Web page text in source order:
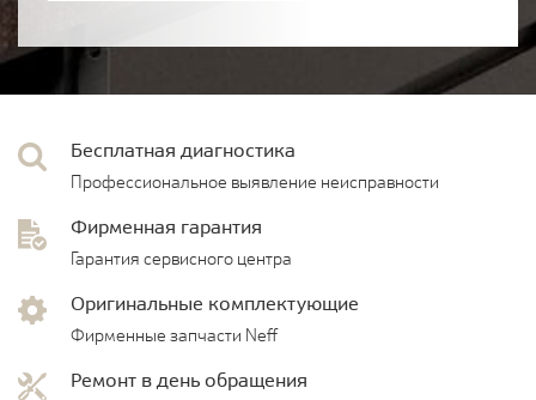
Бесплатная диагностика
Профессиональное выявление неисправности
Фирменная гарантия
Гарантия сервисного центра
Оригинальные комплектующие
Фирменные запчасти Neff
Ремонт в день обращения